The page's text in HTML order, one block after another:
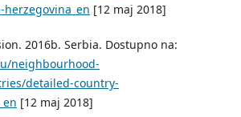
[12 maj 2018]
2016b. Serbia. Dostupno na:
neighbourhood-
detailed-country-
[12 maj 2018]